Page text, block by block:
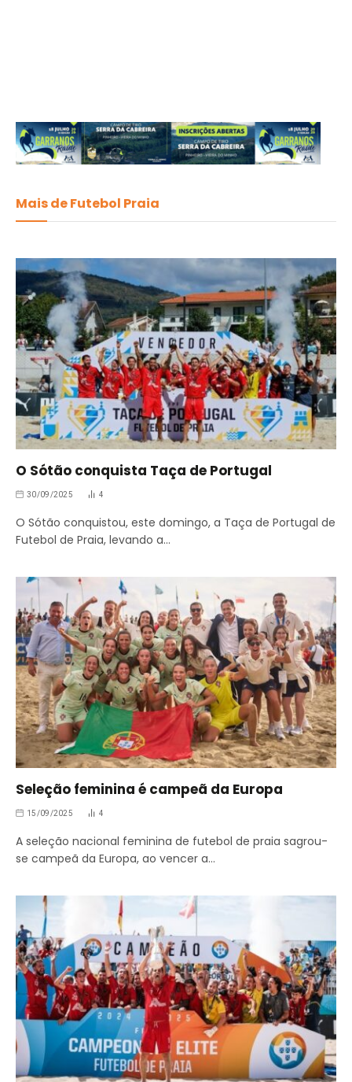
Mais de Futebol Praia
O Sótão conquista Taça de Portugal
30/09/2025 4
O Sótão conquistou, este domingo, a Taça de Portugal de
Futebol de Praia, levando a…
Seleção feminina é campeã da Europa
15/09/2025 4
A seleção nacional feminina de futebol de praia sagrou-
se campeã da Europa, ao vencer a…